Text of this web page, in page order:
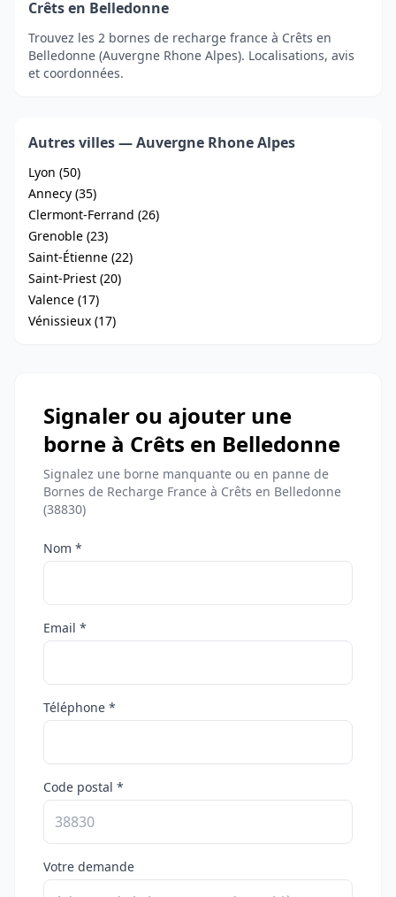
Crêts en Belledonne
Trouvez les 2 bornes de recharge france à Crêts en
Belledonne (Auvergne Rhone Alpes). Localisations, avis
et coordonnées.
Autres villes — Auvergne Rhone Alpes
Lyon (50)
Annecy (35)
Clermont-Ferrand (26)
Grenoble (23)
Saint-Étienne (22)
Saint-Priest (20)
Valence (17)
Vénissieux (17)
Signaler ou ajouter une
borne à Crêts en Belledonne
Signalez une borne manquante ou en panne de
Bornes de Recharge France à Crêts en Belledonne
(38830)
Nom *
Email *
Téléphone *
Code postal *
Votre demande